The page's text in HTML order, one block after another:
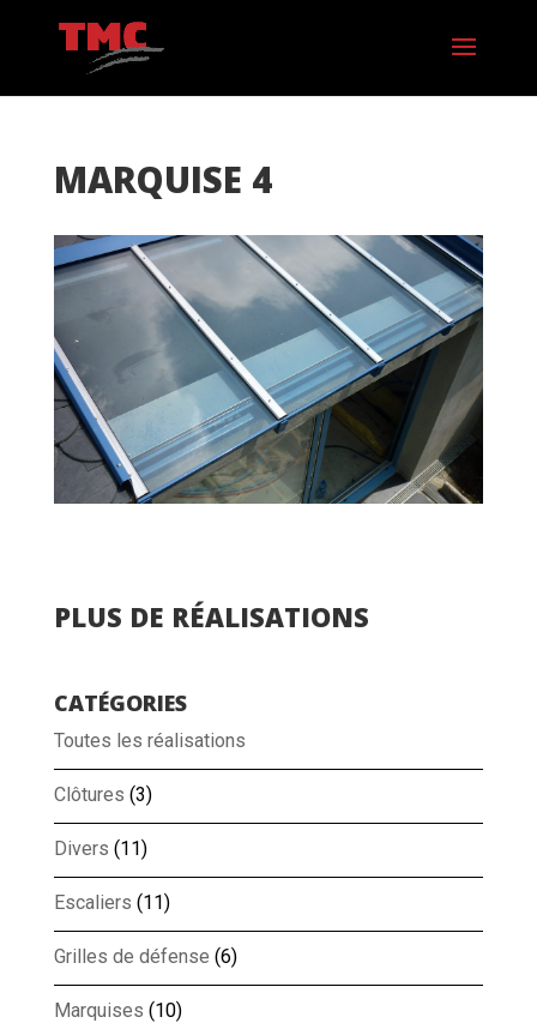
MARQUISE 4
PLUS DE RÉALISATIONS
CATÉGORIES
Toutes les réalisations
Clôtures (3)
Divers (11)
Escaliers (11)
Grilles de défense (6)
Marquises (10)